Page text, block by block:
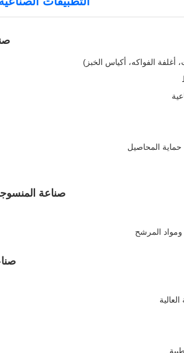
أغلفة الفواكه، أكياس الخبز)
حماية المحاصيل
صناعة
ومواد المرشح